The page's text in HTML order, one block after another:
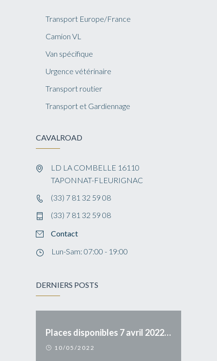
Transport Europe/France
Camion VL
Van spécifique
Urgence vétérinaire
Transport routier
Transport et Gardiennage
CAVALROAD
LD LA COMBELLE 16110
TAPONNAT-FLEURIGNAC
(33) 7 81 32 59 08
(33) 7 81 32 59 08
Contact
Lun-Sam: 07:00 - 19:00
DERNIERS POSTS
Places disponibles 7 avril 2022 Axe 17 > Belgique
10/05/2022